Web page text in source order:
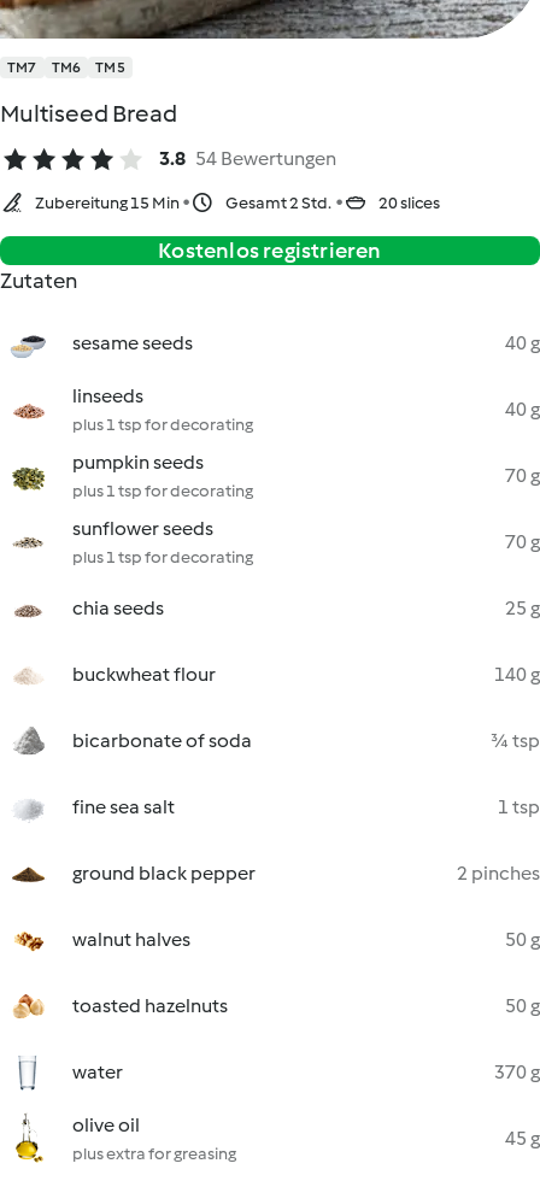
TM7 TM6 TM5
Multiseed Bread
3.8 54 Bewertungen
Zubereitung 15 Min Gesamt 2 Std. 20 slices
Kostenlos registrieren
Zutaten
sesame seeds 40 g
linseeds
plus 1 tsp for decorating
40 g
pumpkin seeds
plus 1 tsp for decorating
70 g
sunflower seeds
plus 1 tsp for decorating
70 g
chia seeds 25 g
buckwheat flour 140 g
bicarbonate of soda ¾ tsp
fine sea salt 1 tsp
ground black pepper 2 pinches
walnut halves 50 g
toasted hazelnuts 50 g
water 370 g
olive oil
plus extra for greasing
45 g